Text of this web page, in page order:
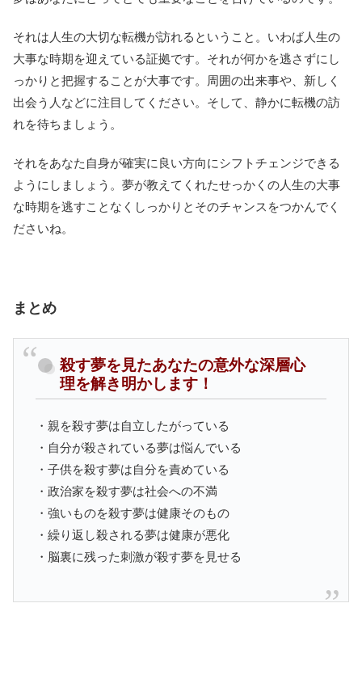
それは人生の大切な転機が訪れるということ。いわば人生の
大事な時期を迎えている証拠です。それが何かを逃さずにし
っかりと把握することが大事です。周囲の出来事や、新しく
出会う人などに注目してください。そして、静かに転機の訪
れを待ちましょう。
それをあなた自身が確実に良い方向にシフトチェンジできる
ようにしましょう。夢が教えてくれたせっかくの人生の大事
な時期を逃すことなくしっかりとそのチャンスをつかんでく
ださいね。
まとめ
殺す夢を見たあなたの意外な深層心
理を解き明かします！
・親を殺す夢は自立したがっている
・自分が殺されている夢は悩んでいる
・子供を殺す夢は自分を責めている
・政治家を殺す夢は社会への不満
・強いものを殺す夢は健康そのもの
・繰り返し殺される夢は健康が悪化
・脳裏に残った刺激が殺す夢を見せる